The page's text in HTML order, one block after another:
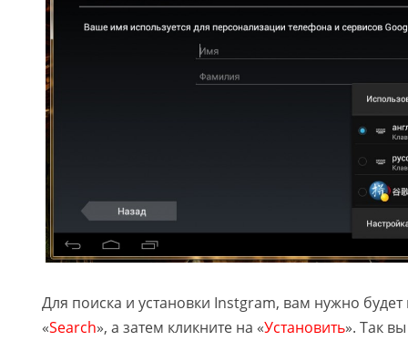
Для поиска и установки Instgram, вам нужно будет
«Search», а затем кликните на «Установить». Так